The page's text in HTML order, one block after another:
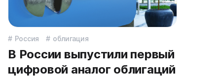
Россия облигация
В России выпустили первый
цифровой аналог облигаций